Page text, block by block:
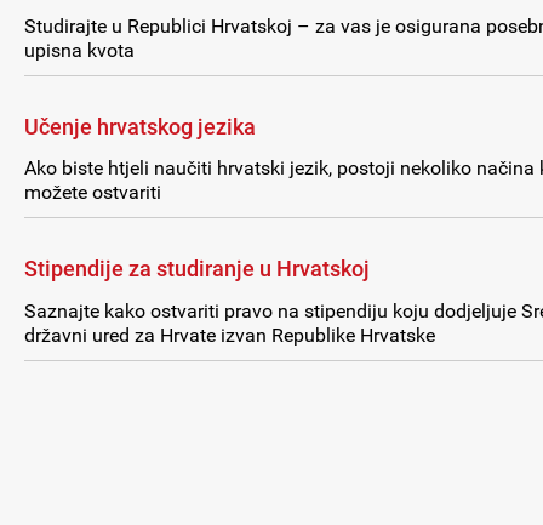
Studirajte u Republici Hrvatskoj – za vas je osigurana
upisna kvota
Učenje hrvatskog jezika
Ako biste htjeli naučiti hrvatski jezik, postoji nekoliko načina
možete ostvariti
Stipendije za studiranje u Hrvatskoj
Saznajte kako ostvariti pravo na stipendiju koju dodjeljuje
državni ured za Hrvate izvan Republike Hrvatske